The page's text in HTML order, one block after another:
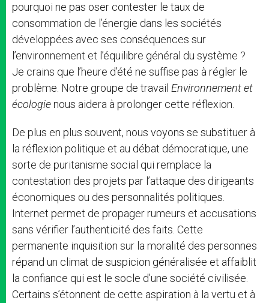
pourquoi ne pas oser contester le taux de
consommation de l’énergie dans les sociétés
développées avec ses conséquences sur
l’environnement et l’équilibre général du système ?
Je crains que l’heure d’été ne suffise pas à régler le
problème. Notre groupe de travail Environnement et
écologienous aidera à prolonger cette réflexion.
De plus en plus souvent, nous voyons se substituer à
la réflexion politique et au débat démocratique, une
sorte de puritanisme social qui remplace la
contestation des projets par l’attaque des dirigeants
économiques ou des personnalités politiques.
Internet permet de propager rumeurs et accusations
sans vérifier l’authenticité des faits. Cette
permanente inquisition sur la moralité des personnes
répand un climat de suspicion généralisée et affaiblit
la confiance qui est le socle d’une société civilisée.
Certains s’étonnent de cette aspiration à la vertu et à